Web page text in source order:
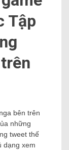
Tập
bên trên
những
tweet thế
dạng xem